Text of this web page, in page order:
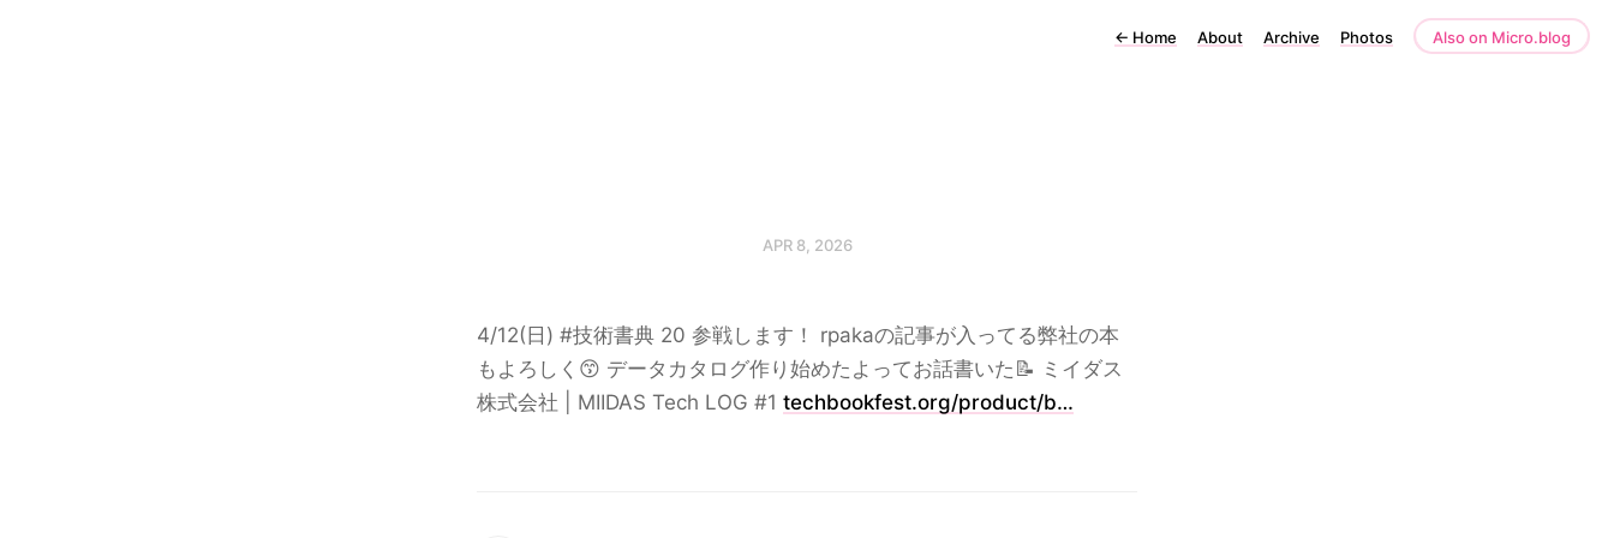
← Home About Archive Photos Also on Micro.blog
APR 8, 2026
4/12(日) #技術書典 20 参戦します！ rpakaの記事が入ってる弊社の本
もよろしく😙 データカタログ作り始めたよってお話書いた📝 ミイダス
株式会社 | MIIDAS Tech LOG #1 techbookfest.org/product/b…